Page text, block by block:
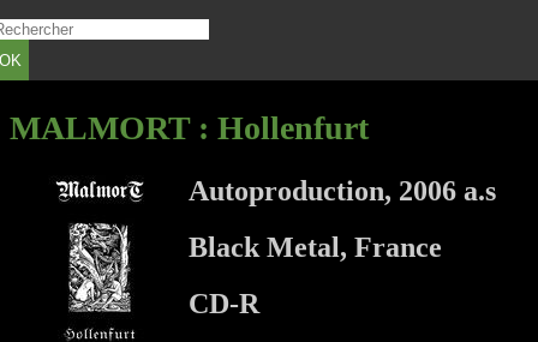
OK
MALMORT: Hollenfurt
Autoproduction, 2006 a.s
Black Metal, France
CD-R